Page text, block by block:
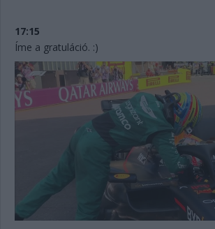
17:15
Íme a gratuláció. :)